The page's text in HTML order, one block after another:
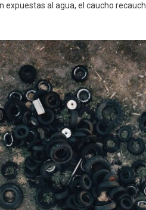
expuestas al agua, el caucho